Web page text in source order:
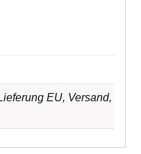
EU, Versand,